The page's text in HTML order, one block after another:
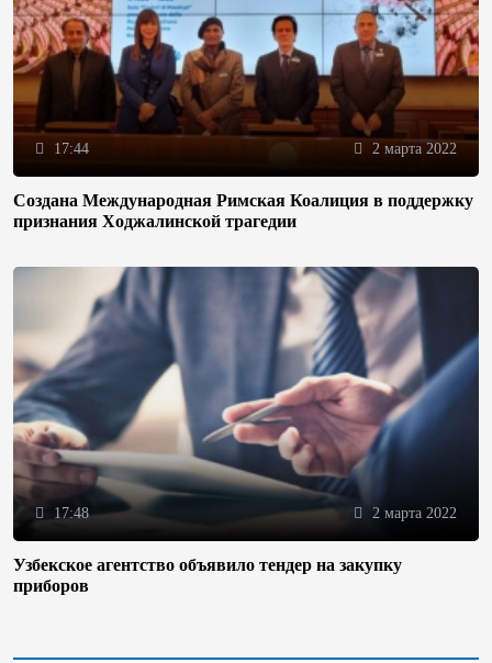
17:44 2 марта 2022
Создана Международная Римская Коалиция в поддержку
признания Ходжалинской трагедии
17:48 2 марта 2022
Узбекское агентство объявило тендер на закупку
приборов